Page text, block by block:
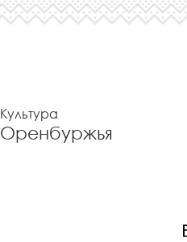
Культура
Оренбуржья